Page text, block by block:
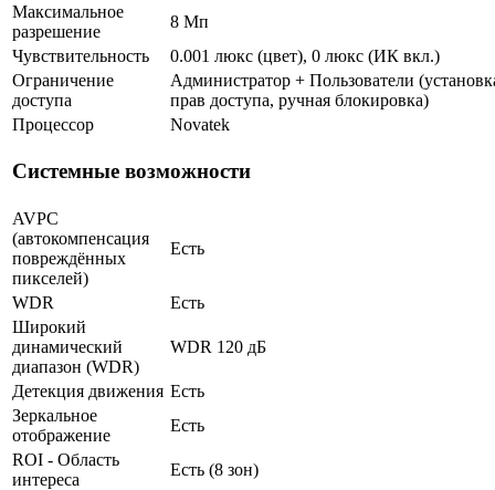
Максимальное
разрешение
8 Мп
Чувствительность
0.001 люкс (цвет), 0 люкс (ИК вкл.)
Ограничение
доступа
Администратор + Пользователи
прав доступа, ручная блокировка)
Процессор
Novatek
Системные возможности
AVPC
(автокомпенсация
повреждённых
пикселей)
Есть
WDR
Есть
Широкий
динамический
диапазон (WDR)
WDR 120 дБ
Детекция движения Есть
Зеркальное
отображение
Есть
ROI - Область
интереса
Есть (8 зон)